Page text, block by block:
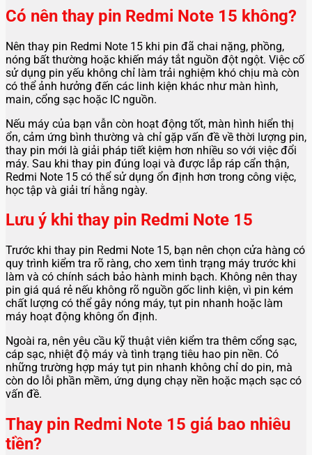
Có nên thay pin Redmi Note 15 không?
Nên thay pin Redmi Note 15 khi pin đã chai nặng, phồng,
nóng bất thường hoặc khiến máy tắt nguồn đột ngột. Việc cố
sử dụng pin yếu không chỉ làm trải nghiệm khó chịu mà còn
có thể ảnh hưởng đến các linh kiện khác như màn hình,
main, cổng sạc hoặc IC nguồn.
Nếu máy của bạn vẫn còn hoạt động tốt, màn hình hiển thị
ổn, cảm ứng bình thường và chỉ gặp vấn đề về thời lượng pin,
thay pin mới là giải pháp tiết kiệm hơn nhiều so với việc đổi
máy. Sau khi thay pin đúng loại và được lắp ráp cẩn thận,
Redmi Note 15 có thể sử dụng ổn định hơn trong công việc,
học tập và giải trí hằng ngày.
Lưu ý khi thay pin Redmi Note 15
Trước khi thay pin Redmi Note 15, bạn nên chọn cửa hàng có
quy trình kiểm tra rõ ràng, cho xem tình trạng máy trước khi
làm và có chính sách bảo hành minh bạch. Không nên thay
pin giá quá rẻ nếu không rõ nguồn gốc linh kiện, vì pin kém
chất lượng có thể gây nóng máy, tụt pin nhanh hoặc làm
máy hoạt động không ổn định.
Ngoài ra, nên yêu cầu kỹ thuật viên kiểm tra thêm cổng sạc,
cáp sạc, nhiệt độ máy và tình trạng tiêu hao pin nền. Có
những trường hợp máy tụt pin nhanh không chỉ do pin, mà
còn do lỗi phần mềm, ứng dụng chạy nền hoặc mạch sạc có
vấn đề.
Thay pin Redmi Note 15 giá bao nhiêu
tiền?